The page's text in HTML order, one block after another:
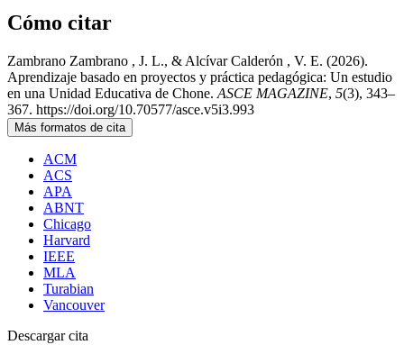
Cómo citar
Zambrano Zambrano , J. L., & Alcívar Calderón , V. E. (2026).
Aprendizaje basado en proyectos y práctica pedagógica: Un estudio
en una Unidad Educativa de Chone. ASCE MAGAZINE, 5(3), 343–
367. https://doi.org/10.70577/asce.v5i3.993
Más formatos de cita
ACM
ACS
APA
ABNT
Chicago
Harvard
IEEE
MLA
Turabian
Vancouver
Descargar cita